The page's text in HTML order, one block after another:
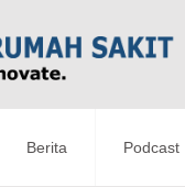
Berita Podcast